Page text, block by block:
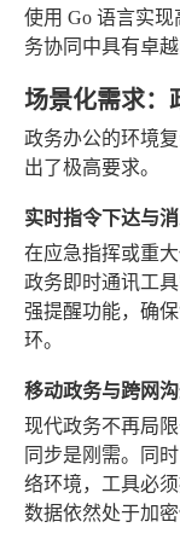
使用 Go 语言实
务协同中具有卓越
场景化需求：
政务办公的环境
出了极高要求。
实时指令下达与
在应急指挥或重
政务即时通讯工
强提醒功能，确
环。
移动政务与跨网
现代政务不再局
同步是刚需。同
络环境，工具必
数据依然处于加密